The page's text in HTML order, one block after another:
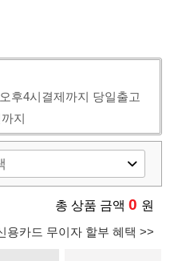
후4시결제까지 당일출고
지
총 상품 금액 0 원
용카드 무이자 할부 혜택 >>